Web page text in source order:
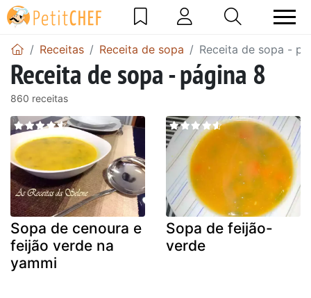
Receitas Receita de sopa Receita de sopa -
Receita de sopa - página 8
860 receitas
Sopa de cenoura e
feijão verde na
yammi
Sopa de feijão-
verde